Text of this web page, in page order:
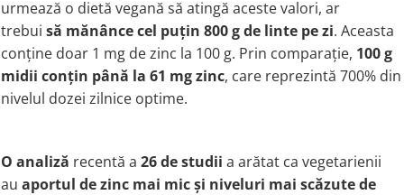
urmează o dietă vegană să atingă aceste valori, ar
trebui să mănânce cel puțin 800 g de linte pe zi. Aceasta
conține doar 1 mg de zinc la 100 g. Prin comparație, 100 g
midii conțin până la 61 mg zinc, care reprezintă 700% din
nivelul dozei zilnice optime.
O analiză recentă a 26 de studii a arătat ca vegetarienii
au aportul de zinc mai mic și niveluri mai scăzute de